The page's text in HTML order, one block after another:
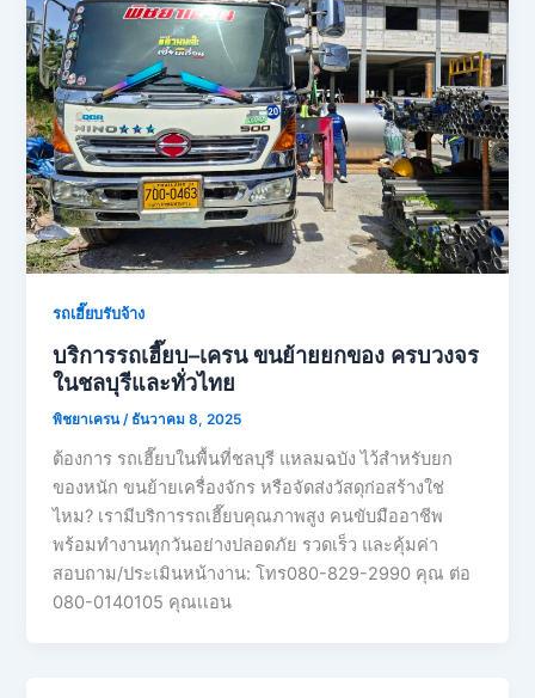
รถเฮี๊ยบรับจ้าง
บริการรถเฮี๊ยบ–เครน ขนย้ายยกของ ครบวงจร
ในชลบุรีและทั่วไทย
พิชยาเครน/ ธันวาคม 8, 2025
ต้องการ รถเฮี๊ยบในพื้นที่ชลบุรี แหลมฉบัง ไว้สำหรับยก
ของหนัก ขนย้ายเครื่องจักร หรือจัดส่งวัสดุก่อสร้างใช่
ไหม? เรามีบริการรถเฮี๊ยบคุณภาพสูง คนขับมืออาชีพ
พร้อมทำงานทุกวันอย่างปลอดภัย รวดเร็ว และคุ้มค่า
สอบถาม/ประเมินหน้างาน: โทร080-829-2990 คุณ ต่อ
080-0140105 คุณเเอน